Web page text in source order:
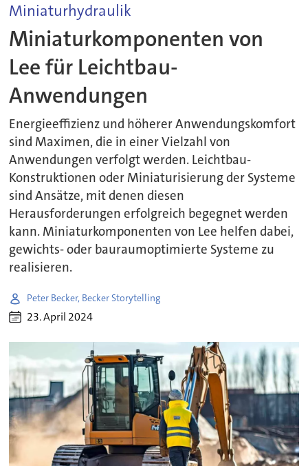
Miniaturhydraulik
Miniaturkomponenten von
Lee für Leichtbau-
Anwendungen
Energieeffizienz und höherer Anwendungskomfort
sind Maximen, die in einer Vielzahl von
Anwendungen verfolgt werden. Leichtbau-
Konstruktionen oder Miniaturisierung der Systeme
sind Ansätze, mit denen diesen
Herausforderungen erfolgreich begegnet werden
kann. Miniaturkomponenten von Lee helfen dabei,
gewichts- oder bauraumoptimierte Systeme zu
realisieren.
Peter Becker, Becker Storytelling
23. April 2024